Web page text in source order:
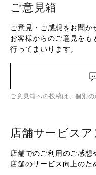
ご意見箱
ご意見・ご感想をお聞か
お客様からのご意見を
行ってまいります。
ご意見箱への投稿は、個別の
店舗サービスア
店舗でのご利用のご感想
店舗のサービス向上のた